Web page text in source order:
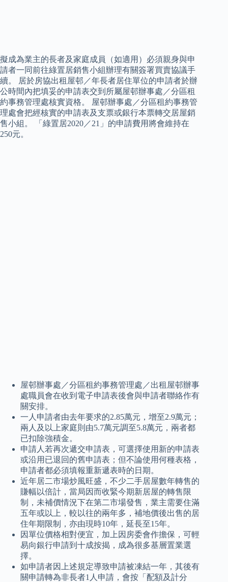
擬成為業主的長者及家庭成員（如適用）必須親身與申
請者一同前往綠置居銷售小組辦理有關簽署買賣協議手
續。 居於房協出租屋邨／年長者居住單位的申請者於辦
公時間內把填妥的申請表交到所屬屋邨辦事處／分區租
約事務管理處核實資格。 屋邨辦事處／分區租約事務管
理處會把經核實的申請表及支票或銀行本票轉交居屋銷
售小組。 「綠置居2020／21」的申請費用將會維持在
250元。
屋邨辦事處／分區租約事務管理處／出租屋邨辦事
處職員會在收到電子申請表後會與申請者聯絡作有
關安排。
一人申請者由去年要求的2.85萬元，增至2.9萬元；
兩人及以上家庭則由5.7萬元調至5.8萬元，兩者都
已扣除強積金。
申請人若再次遞交申請表，可選擇使用新的申請表
或沿用已退回的舊申請表；但不論使用何種表格，
申請者都必須填報重新遞表時的日期。
近年居二市場炒風旺盛，不少二手居屋數年轉售的
賺幅以倍計，當局因而收緊今期新居屋的轉售限
制，未補價情況下在第二市場發售，業主需要住滿
五年或以上，較以往的兩年多，補地價後出售的居
住年期限制，亦由現時10年，延長至15年。
因單位價格相對便宜，加上因房委會作擔保，可輕
易向銀行申請到十成按揭，成為很多基層置業選
擇。
如申請者因上述規定導致申請被凍結一年，其後有
關申請轉為非長者1人申請，會按「配額及計分